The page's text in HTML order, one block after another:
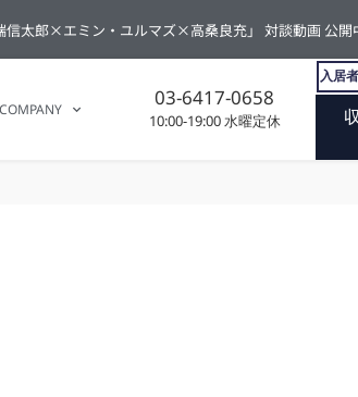
信太郎×エミン・ユルマズ×高桑良充」 対談動画 公開
COMPANY 03-6417-0658
10:00-19:00 水曜定休
入居